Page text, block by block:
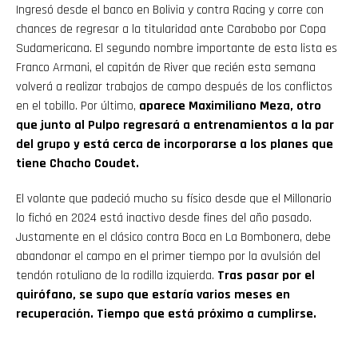
Ingresó desde el banco en Bolivia y contra Racing y corre con
chances de regresar a la titularidad ante Carabobo por Copa
Sudamericana. El segundo nombre importante de esta lista es
Franco Armani, el capitán de River que recién esta semana
volverá a realizar trabajos de campo después de los conflictos
en el tobillo. Por último, aparece Maximiliano Meza, otro
que junto al Pulpo regresará a entrenamientos a la par
del grupo y está cerca de incorporarse a los planes que
tiene Chacho Coudet.
El volante que padeció mucho su físico desde que el Millonario
lo fichó en 2024 está inactivo desde fines del año pasado.
Justamente en el clásico contra Boca en La Bombonera, debe
abandonar el campo en el primer tiempo por la avulsión del
tendón rotuliano de la rodilla izquierda. Tras pasar por el
quirófano, se supo que estaría varios meses en
recuperación. Tiempo que está próximo a cumplirse.